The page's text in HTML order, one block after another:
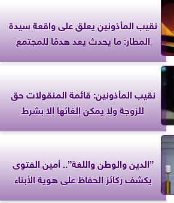
نقيب المأذونين يعلق على واقعة سيدة
المطار: ما يحدث يعد هدمًا للمجتمع
نقيب المأذونين: قائمة المنقولات حق
للزوجة ولا يمكن إلغائها إلا بشرط
”الدين والوطن واللغة”.. أمين الفتوى
يكشف ركائز الحفاظ على هوية الأبناء